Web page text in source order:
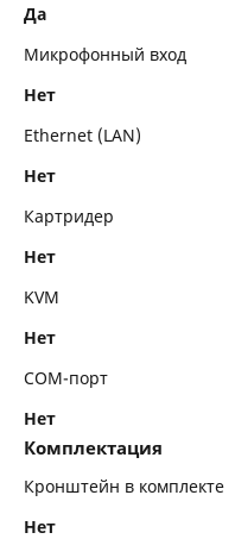
Да
Микрофонный вход
Нет
Ethernet (LAN)
Нет
Картридер
Нет
KVM
Нет
COM-порт
Нет
Комплектация
Кронштейн в комплекте
Нет